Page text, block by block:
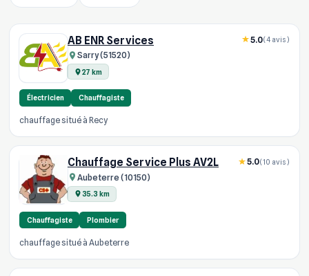
AB ENR Services
Sarry (51520)
27 km
5.0(4 avis)
Électricien Chauffagiste
chauffage situé à Recy
Chauffage Service Plus AV2L
Aubeterre (10150)
35.3 km
5.0(10 avis)
Chauffagiste Plombier
chauffage situé à Aubeterre